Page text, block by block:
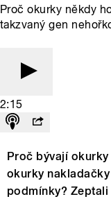
Proč okurky někdy
takzvaný gen
2:15
Proč bývají
okurky
podmínky? Zeptali